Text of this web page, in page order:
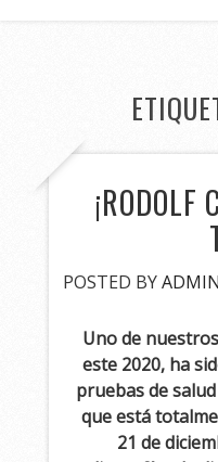
¡RODOLF
POSTED BYADMIN
Uno de
este 2020, ha
pruebas de
que está
21 de